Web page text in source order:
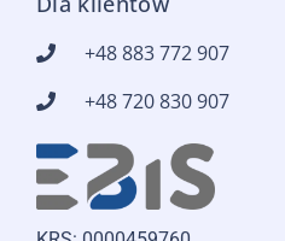
+48 883 772 907
+48 720 830 907